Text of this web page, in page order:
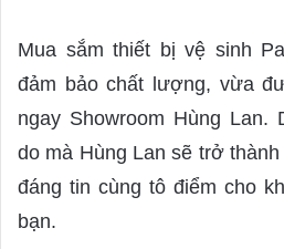
Mua sắm thiết bị vệ sinh
đảm bảo chất lượng, vừa
ngay Showroom Hùng
do mà Hùng Lan sẽ trở
đáng tin cùng tô điểm cho
bạn.